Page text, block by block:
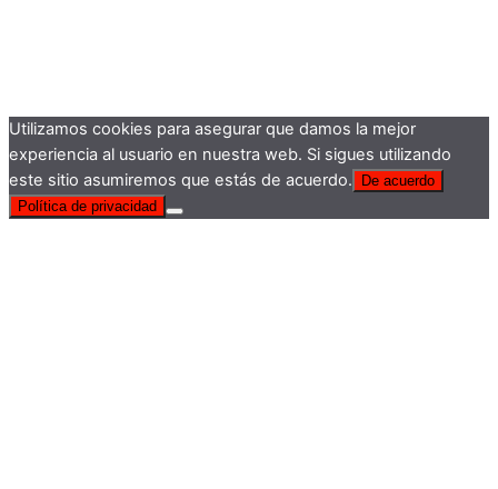
Utilizamos cookies para asegurar que damos la mejor
experiencia al usuario en nuestra web. Si sigues utilizando
este sitio asumiremos que estás de acuerdo.
De acuerdo
Política de privacidad